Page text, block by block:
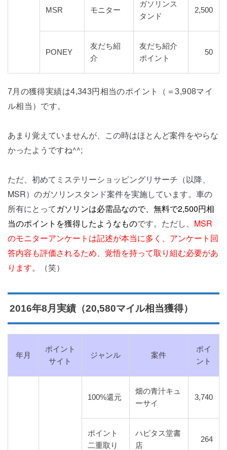
MSR モニター
ガソリンス
タンド
2,500
PONEY
友だち紹
介
友だち紹介
ポイント
50
7月の獲得実績は4,343円相当のポイント（＝3,908マイ
ル相当）です。
あまり覚えていませんが、この時はほとんど案件をやらな
かったようですね^^;
ただ、初めてミステリーショッピングリサーチ（以降、
MSR）のガソリンスタンド案件を実施しています。車の
所有にとってガソリンは必需品なので、無料で2,500円相
当のポイントを獲得したようなものです。ただし、 MSR
のモニターアンケートは記述が本当に多く、アンケート回
答内容も評価されるため、覚悟を持って取り組む必要があ
ります。（笑）
2016年8月実績（20,580マイル相当獲得）
年月
ポイント
サイト
ジャンル 案件
ポイ
ント
100%還元
畑の青汁キュ
ーサイ
3,740
ポイント
二重取り
ハピタス堂書
店
264